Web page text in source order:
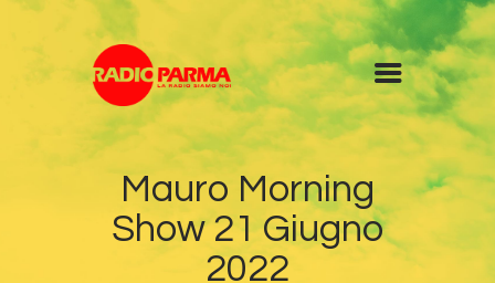
Mauro Morning
Show 21 Giugno
2022
Home
Radio
Diretta